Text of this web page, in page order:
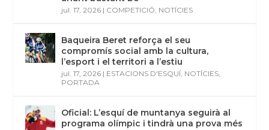
jul. 17, 2026 | COMPETICIÓ, NOTÍCIES
Baqueira Beret reforça el seu
compromís social amb la cultura,
l’esport i el territori a l’estiu
jul. 17, 2026 | ESTACIONS D'ESQUÍ, NOTÍCIES,
PORTADA
Oficial: L’esquí de muntanya seguirà al
programa olímpic i tindrà una prova més